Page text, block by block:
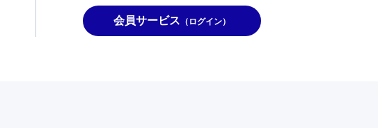
会員サービス （ログイン）